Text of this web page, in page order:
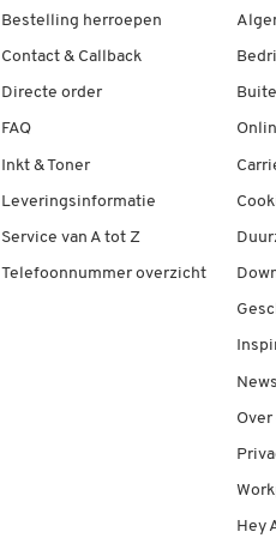
Bestelling herroepen
Contact & Callback
Directe order
FAQ
Inkt & Toner
Leveringsinformatie
Service van A tot Z
Telefoonnummer overzicht
Over
Hey